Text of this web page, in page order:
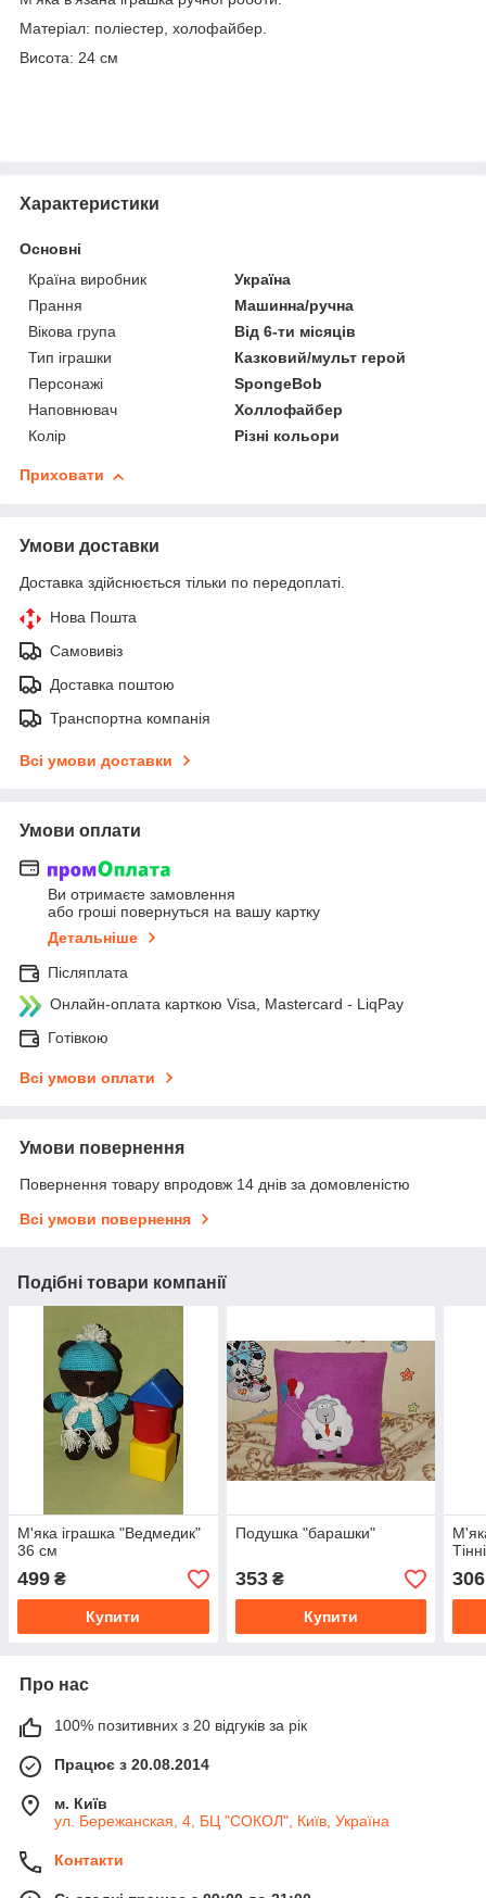
Матеріал: поліестер, холофайбер.
Висота: 24 см
Характеристики
Основні
Країна виробник
Україна
Прання
Машинна/ручна
Вікова група
Від 6-ти місяців
Тип іграшки
Казковий/мульт герой
Персонажі
SpongeBob
Наповнювач
Холлофайбер
Колір
Різні кольори
Приховати
Умови доставки
Доставка здійснюється тільки по передоплаті.
Нова Пошта
Самовивіз
Доставка поштою
Транспортна компанія
Всі умови доставки
Умови оплати
Ви отримаєте замовлення
або гроші повернуться на вашу картку
Детальніше
Післяплата
Онлайн-оплата карткою Visa, Mastercard - LiqPay
Готівкою
Всі умови оплати
Умови повернення
Повернення товару впродовж 14 днів за домовленістю
Всі умови повернення
Подібні товари компанії
М'яка іграшка "Ведмедик"
36 см
499 ₴
Купити
Подушка "барашки"
353₴
Купити
306
Про нас
100% позитивних з 20 відгуків за рік
Працює з 20.08.2014
м. Київ
ул. Бережанская, 4, БЦ "СОКОЛ", Київ, Україна
Контакти